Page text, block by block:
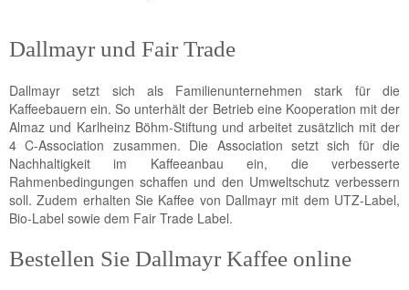
Dallmayr und Fair Trade
Dallmayr setzt sich als Familienunternehmen stark für die
Kaffeebauern ein. So unterhält der Betrieb eine Kooperation mit der
Almaz und Karlheinz Böhm-Stiftung und arbeitet zusätzlich mit der
4 C-Association zusammen. Die Association setzt sich für die
Nachhaltigkeit im Kaffeeanbau ein, die verbesserte
Rahmenbedingungen schaffen und den Umweltschutz verbessern
soll. Zudem erhalten Sie Kaffee von Dallmayr mit dem UTZ-Label,
Bio-Label sowie dem Fair Trade Label.
Bestellen Sie Dallmayr Kaffee online